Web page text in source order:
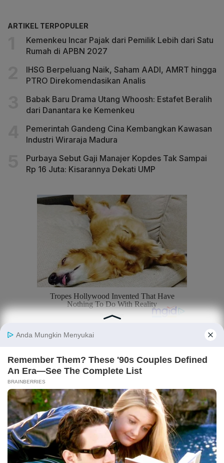
ARTIKEL TERPOPULER
Kemenkeu Incar Pajak dari Pemilik Lebih dari Satu
Rumah di APBN 2027
IHSG Berpeluang Naik, Saham AADI, AMRT hingga
PTRO Direkomendasikan Analis
Babak Baru Drama Utang Whoosh: Estafet Beralih
dari Danantara ke Kemenkeu
Pemerintah Gandeng Cina Kembangkan Kawasan
Industri Wiraraja Madura
Purbaya Sebut Gaji Manajer Kopdes Tak Sampai
Rp 16 Juta: Kisarannya Dekati UMP